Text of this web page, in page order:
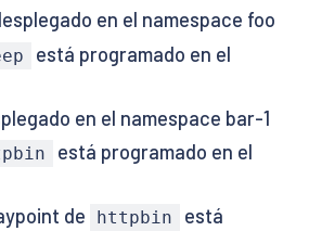
en el namespace foo
está programado en el
en el namespace bar-1
está programado en el
de
httpbin
está